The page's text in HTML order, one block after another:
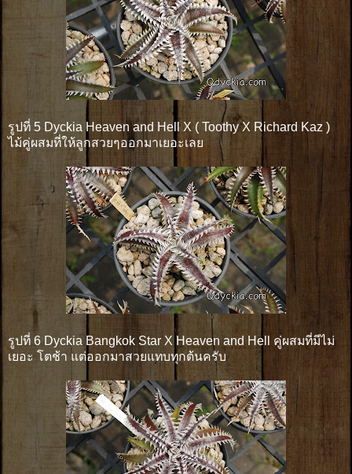
รูปที่ 5 Dyckia Heaven and Hell X ( Toothy X Richard Kaz )
ไม้คู่ผสมที่ให้ลูกสวยๆออกมาเยอะเลย
รูปที่ 6 Dyckia Bangkok Star X Heaven and Hell คู่ผสมที่มีไม่
เยอะ โตช้า แต่ออกมาสวยแทบทุกต้นครับ